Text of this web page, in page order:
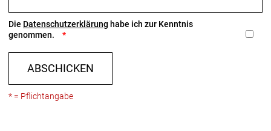
Die Datenschutzerklärung habe ich zur Kenntnis
genommen.
ABSCHICKEN
* = Pflichtangabe